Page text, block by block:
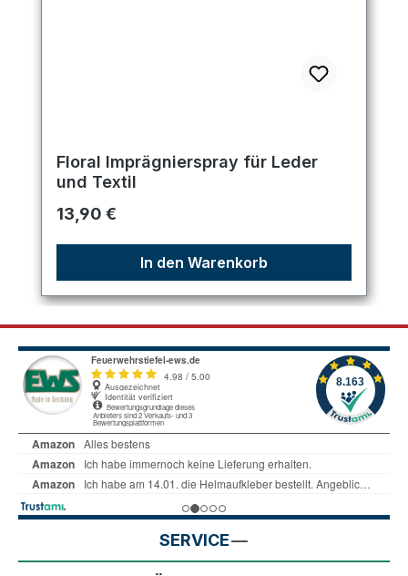
Floral Imprägnierspray für Leder
und Textil
Regulärer Preis:
13,90 €
In den Warenkorb
SERVICE